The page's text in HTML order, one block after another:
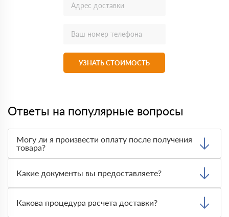
УЗНАТЬ СТОИМОСТЬ
Ответы на популярные вопросы
Могу ли я произвести оплату после получения
товара?
Тем не менее, если качество полученных вами товаров
неприемлемо, вы можете отказаться от них.
Какие документы вы предоставляете?
как сертификаты подлинности, удостоверения качества
и транспортные документы, на каждый предлагаемый
Какова процедура расчета доставки?